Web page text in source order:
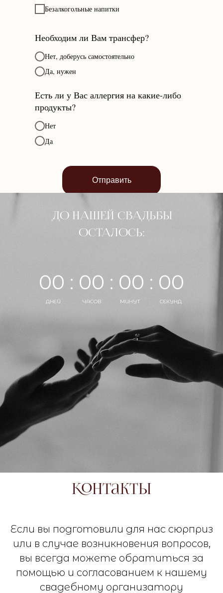
Безалкогольные напитки
Необходим ли Вам трансфер?
Нет, доберусь самостоятельно
Да, нужен
Есть ли у Вас аллергия на какие-либо
продукты?
Нет
Да
Отправить
МИНУТ
ЧАСОВ
ДНЕЙ СЕКУНД
00 : 00 : 00 : 00
ДО НАШЕЙ СВАДЬБЫ
ОСТАЛОСЬ:
Контакты
Если вы подготовили для нас сюрприз
или в случае возникновения вопросов,
вы всегда можете обратиться за
помощью и согласованием к нашему
свадебному организатору